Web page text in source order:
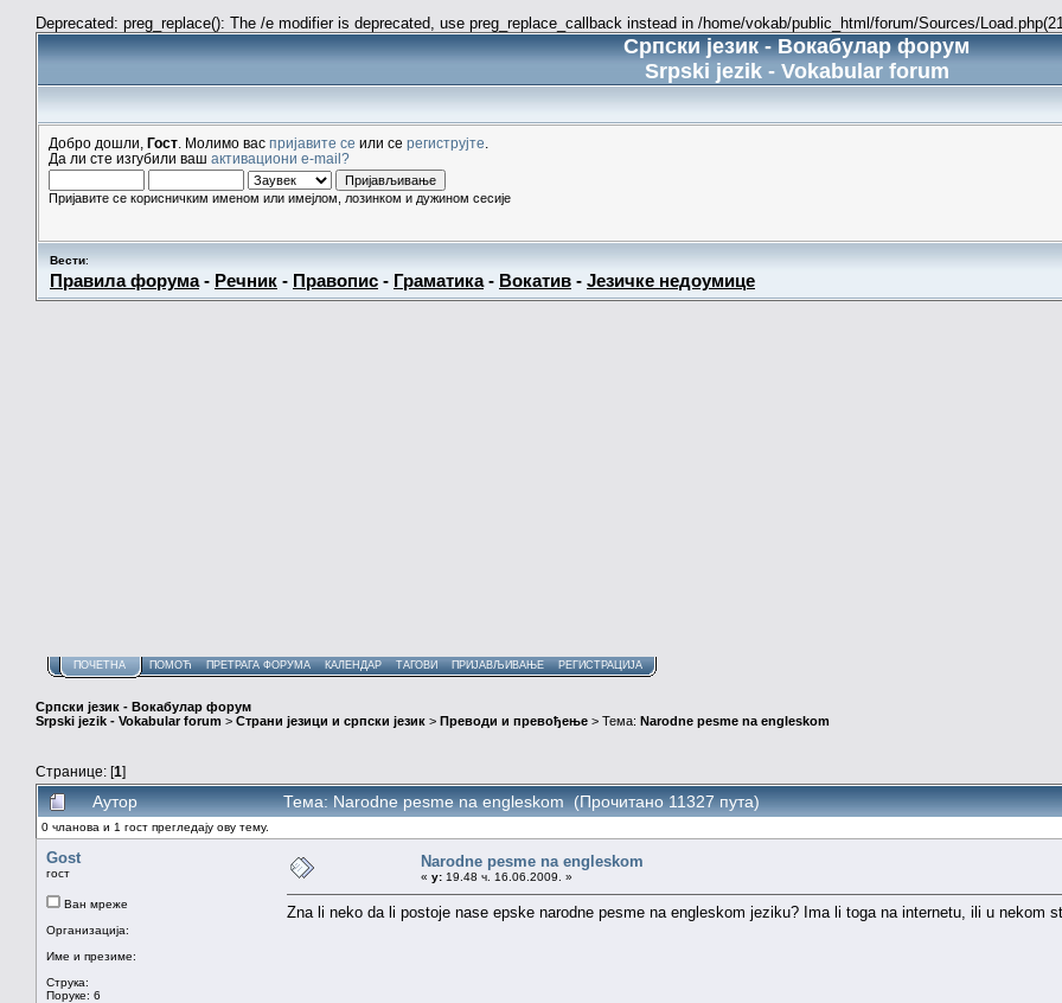
Deprecated: preg_replace(): The /e modifier is deprecated, use preg_replace_callback instead in /home/vokab/public_html/forum/Sources/
Српски језик - Вокабулар форум
Srpski jezik - Vokabular forum
Добро дошли, Гост . Молимо вас пријавите се или се региструјте
Да ли сте изгубили ваш активациони e-mail?
Пријавите се корисничким именом или имејлом, лозинком и дужином сесије
Вести:
Правила форума- Речник - Правопис - Граматика- Вокатив - Језичке недоумице
ПОЧЕТНА ПОМОЋ ПРЕТРАГА ФОРУМА КАЛЕНДАР ТАГОВИ ПРИЈАВЉИВАЊЕ РЕГИСТРАЦИЈА
Српски језик - Вокабулар форум
Srpski jezik - Vokabular forum > Страни језици и српски језик > Преводи и превођење > Тема: Narodne pesme na engleskom
Странице: [1]
Аутор Тема: Narodne pesme na engleskom (Прочитано 11327 пута)
0 чланова и 1 гост прегледају ову тему.
Gost
гост
Ван мреже
Организација:
Име и презиме:
Струка:
Поруке: 6
Narodne pesme na engleskom
« у: 19.48 ч. 16.06.2009. »
Zna li neko da li postoje nase epske narodne pesme na engleskom jeziku? Ima li toga na internetu, ili u nekom